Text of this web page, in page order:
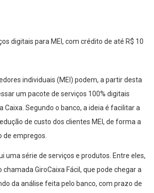
individuais (MEI) podem, a partir desta
um pacote de serviços 100% digitais
Caixa. Segundo o banco, a ideia é facilitar a
de custo dos clientes MEI, de forma a
de empregos.
uma série de serviços e produtos. Entre eles,
GiroCaixa Fácil, que pode chegar a
da análise feita pelo banco, com prazo de